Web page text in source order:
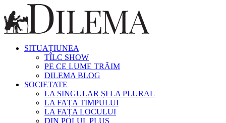
SITUAȚIUNEA
TÎLC SHOW
PE CE LUME TRĂIM
DILEMA BLOG
SOCIETATE
LA SINGULAR ȘI LA PLURAL
LA FAȚA TIMPULUI
LA FAȚA LOCULUI
DIN POLUL PLUS